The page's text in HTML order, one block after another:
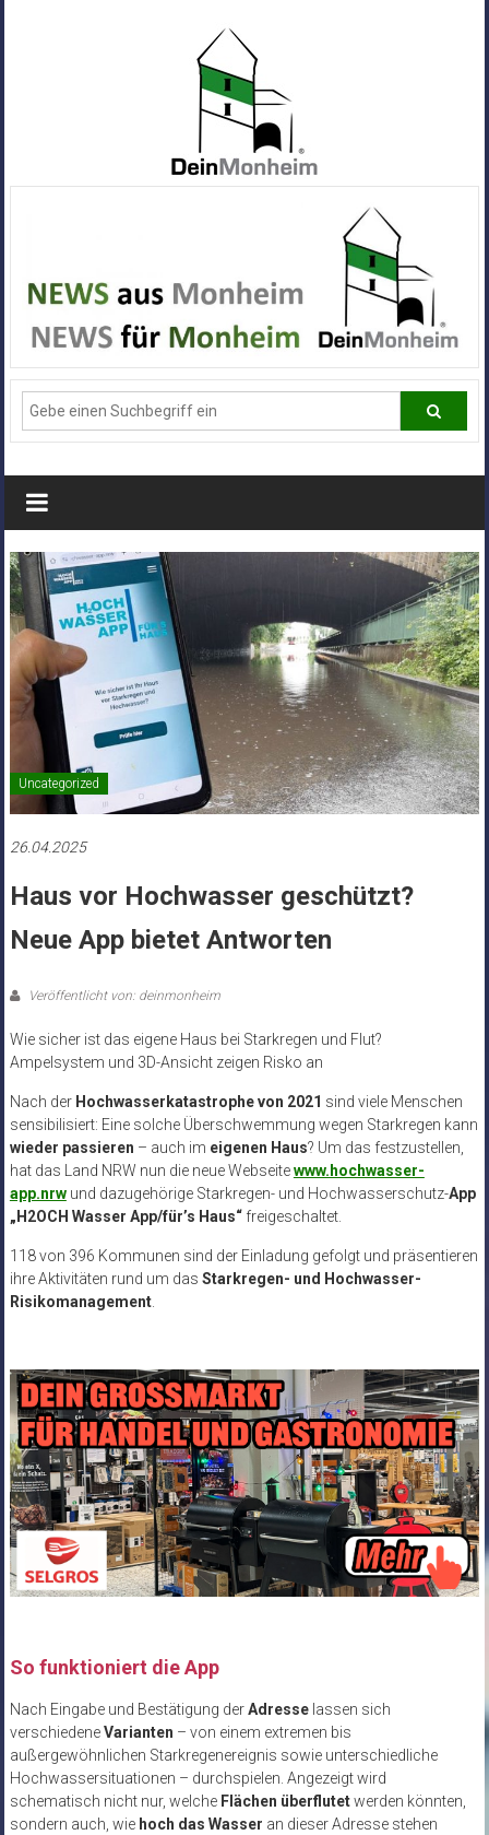
Alle
News
aus
Deiner
Stadt
Monheim
Uncategorized
26.04.2025
Haus vor Hochwasser geschützt?
Neue App bietet Antworten
Veröffentlicht von: deinmonheim
Wie sicher ist das eigene Haus bei Starkregen und Flut?
Ampelsystem und 3D-Ansicht zeigen Risko an
Nach der Hochwasserkatastrophe von 2021 sind viele Menschen
sensibilisiert: Eine solche Überschwemmung wegen Starkregen kann
wieder passieren – auch im eigenen Haus? Um das festzustellen,
hat das Land NRW nun die neue Webseitewww.hochwasser-
app.nrwund dazugehörige Starkregen- und Hochwasserschutz-App
„H2OCH Wasser App/für’s Haus“freigeschaltet.
118 von 396 Kommunen sind der Einladung gefolgt und präsentieren
ihre Aktivitäten rund um das Starkregen- und Hochwasser-
Risikomanagement.
So funktioniert die App
Nach Eingabe und Bestätigung derAdresselassen sich
verschiedeneVarianten – von einem extremen bis
außergewöhnlichen Starkregenereignis sowie unterschiedliche
Hochwassersituationen – durchspielen. Angezeigt wird
schematisch nicht nur, welche Flächen überflutetwerden könnten,
sondern auch, wie hoch das Wasser an dieser Adresse stehen